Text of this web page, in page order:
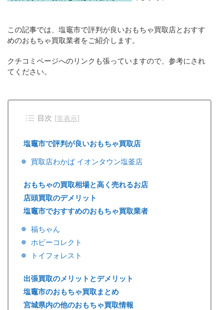
この記事では、塩竈市で評判が良いおもちゃ買取店とおすす
めのおもちゃ買取業者をご紹介します。
クチコミページへのリンクも張っていますので、参考にされ
てください。
目次 [非表示]
塩竈市で評判が良いおもちゃ買取店
買取店わかば イオンタウン塩釜店
おもちゃの買取相場と高く売れるお店
店頭買取のデメリット
塩竈市でおすすめのおもちゃ買取業者
福ちゃん
ホビーコレクト
トイフォレスト
出張買取のメリットとデメリット
塩竈市のおもちゃ買取まとめ
宮城県内の他のおもちゃ買取情報